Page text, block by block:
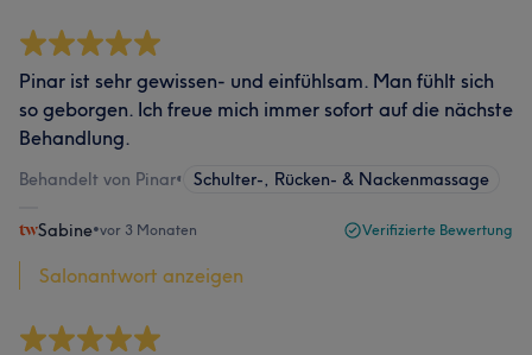
Pinar ist sehr gewissen- und einfühlsam. Man fühlt sich
so geborgen. Ich freue mich immer sofort auf die nächste
Behandlung.
Behandelt von Pinar• Schulter-, Rücken- & Nackenmassage
Sabine•vor 3 Monaten Verifizierte Bewertung
Salonantwort anzeigen